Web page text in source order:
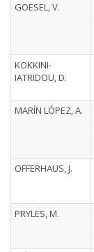
GOESEL, V.
KOKKINI-
IATRIDOU, D.
MARÍN LÓPEZ, A.
OFFERHAUS, J.
PRYLES, M.